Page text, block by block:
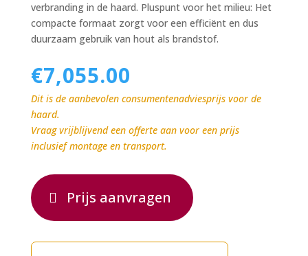
verbranding in de haard. Pluspunt voor het milieu: Het
compacte formaat zorgt voor een efficiënt en dus
duurzaam gebruik van hout als brandstof.
€7,055.00
Dit is de aanbevolen consumentenadviesprijs voor de
haard.
Vraag vrijblijvend een offerte aan voor een prijs
inclusief montage en transport.
Prijs aanvragen